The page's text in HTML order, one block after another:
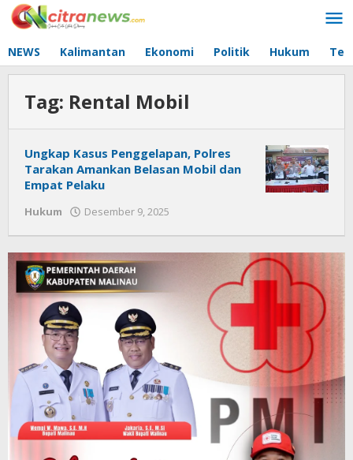
Lewati
ke
NEWS Kalimantan Ekonomi Politik Hukum
Tag: Rental Mobil
Ungkap Kasus Penggelapan, Polres
Tarakan Amankan Belasan Mobil dan
Empat Pelaku
Hukum Desember 9, 2025